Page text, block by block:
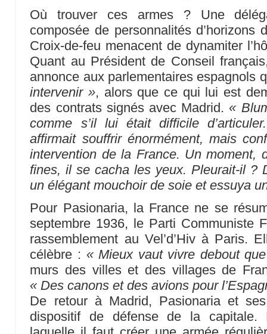
Où trouver ces armes ? Une
composée de personnalités d’horizons
Croix-de-feu menacent de dynamiter
Quant au Président de Conseil
annonce aux parlementaires espagnols
intervenir », alors que ce qui lui est
des contrats signés avec Madrid. «
comme s’il lui était difficile
affirmait souffrir énormément, mais
intervention de la France. Un moment,
fines, il se cacha les yeux. Pleurait-il ?
un élégant mouchoir de soie et essuya
Pour Pasionaria, la France ne se
septembre 1936, le Parti Communiste
rassemblement au Vel’d’Hiv à Paris.
célèbre : « Mieux vaut vivre debout
murs des villes et des villages de
« Des canons et des avions pour
De retour à Madrid, Pasionaria et
dispositif de défense de la capitale.